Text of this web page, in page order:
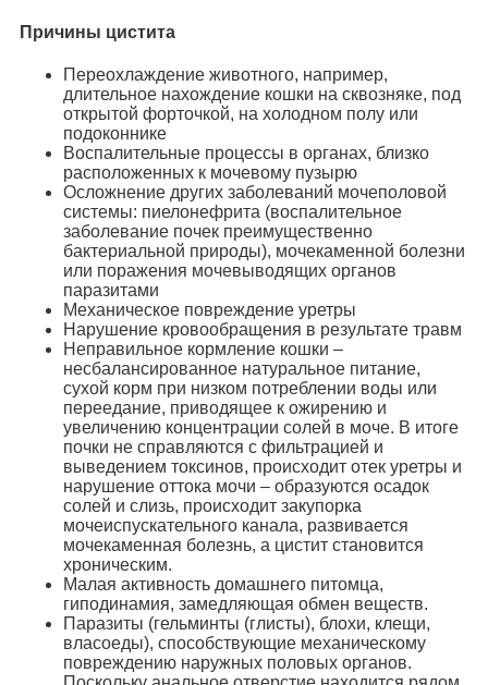
Причины цистита
Переохлаждение животного, например,
длительное нахождение кошки на сквозняке, под
открытой форточкой, на холодном полу или
подоконнике
Воспалительные процессы в органах, близко
расположенных к мочевому пузырю
Осложнение других заболеваний мочеполовой
системы: пиелонефрита (воспалительное
заболевание почек преимущественно
бактериальной природы), мочекаменной болезни
или поражения мочевыводящих органов
паразитами
Механическое повреждение уретры
Нарушение кровообращения в результате травм
Неправильное кормление кошки –
несбалансированное натуральное питание,
сухой корм при низком потреблении воды или
переедание, приводящее к ожирению и
увеличению концентрации солей в моче. В итоге
почки не справляются с фильтрацией и
выведением токсинов, происходит отек уретры и
нарушение оттока мочи – образуются осадок
солей и слизь, происходит закупорка
мочеиспускательного канала, развивается
мочекаменная болезнь, а цистит становится
хроническим.
Малая активность домашнего питомца,
гиподинамия, замедляющая обмен веществ.
Паразиты (гельминты (глисты), блохи, клещи,
власоеды), способствующие механическому
повреждению наружных половых органов.